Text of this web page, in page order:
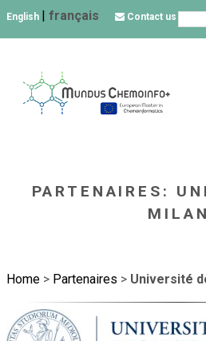
English | français Contact us
PARTENAIRES:
MILAN
Home > Partenaires > Université